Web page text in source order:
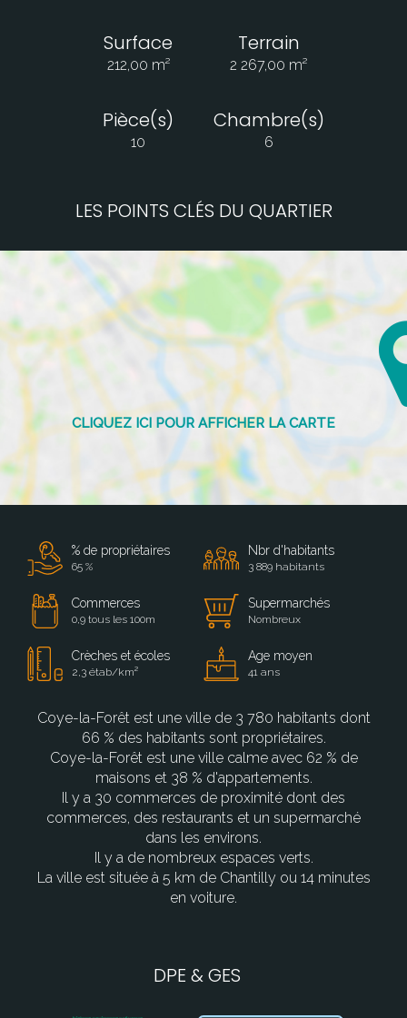
Surface
212,00 m²
Terrain
2 267,00 m²
Pièce(s)
10
Chambre(s)
6
LES POINTS CLÉS DU QUARTIER
% de propriétaires
65 %
Nbr d'habitants
3 889 habitants
Commerces
0,9 tous les 100m
Supermarchés
Nombreux
Crèches et écoles
2,3 étab/km²
Age moyen
41 ans
Coye-la-Forêt est une ville de 3 780 habitants dont
66 % des habitants sont propriétaires.
Coye-la-Forêt est une ville calme avec 62 % de
maisons et 38 % d'appartements.
Il y a 30 commerces de proximité dont des
commerces, des restaurants et un supermarché
dans les environs.
Il y a de nombreux espaces verts.
La ville est située à 5 km de Chantilly ou 14 minutes
en voiture.
DPE & GES